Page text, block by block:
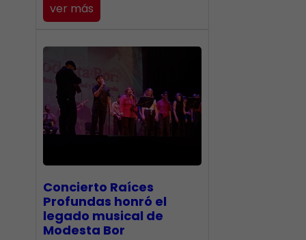
ver más
​Concierto Raíces
Profundas honró el
legado musical de
Modesta Bor